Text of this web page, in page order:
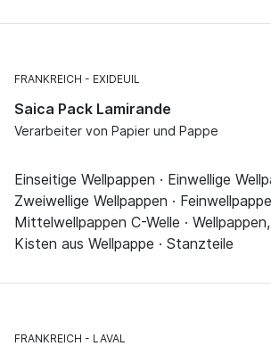
FRANKREICH EXIDEUIL
Saica Pack Lamirande
Verarbeiter von Papier und Pappe
Einseitige Wellpappen · Einwellige
Zweiwellige Wellpappen ·
Mittelwellpappen C-Welle ·
Kisten aus Wellpappe · Stanzteile
FRANKREICH LAVAL